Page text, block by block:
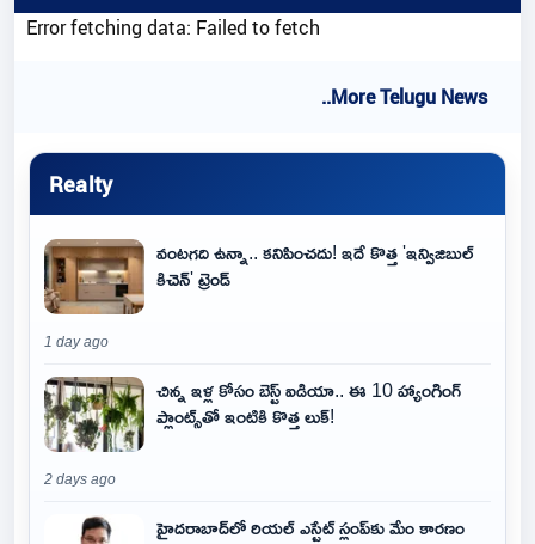
Error fetching data: Failed to fetch
..More Telugu News
Realty
వంటగది ఉన్నా.. కనిపించదు! ఇదే కొత్త 'ఇన్విజిబుల్
కిచెన్' ట్రెండ్
1 day ago
చిన్న ఇళ్ల కోసం బెస్ట్ ఐడియా.. ఈ 10 హ్యాంగింగ్
ప్లాంట్స్‌తో ఇంటికి కొత్త లుక్!
2 days ago
హైదరాబాద్‌లో రియల్ ఎస్టేట్ స్లంప్‌కు మేం కారణం